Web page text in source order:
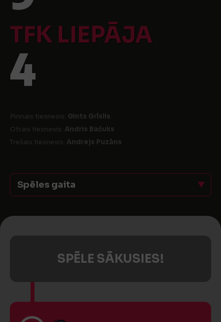
TFK LIEPĀJA
4
Pirmais tiesnesis: Gints Grīslis
Otrais tiesnesis: Andris Bačuks
Trešais tiesnesis: Andrejs Puzāns
Spēles gaita
SPĒLE SĀKUSIES!